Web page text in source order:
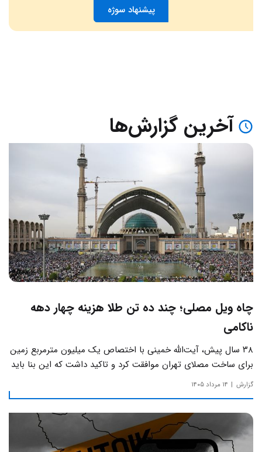
پیشنهاد سوژه
آخرین گزارش‌ها
چاه ویل مصلی؛ چند ده تن طلا هزینه چهار دهه
ناکامی
۳۸ سال پیش، آیت‌الله خمینی با اختصاص یک میلیون مترمربع زمین
برای ساخت مصلای تهران موافقت کرد و تاکید داشت که این بنا باید
به دور از زرق‌وبرق و یادآور سادگی مساجد صدر اسلام باشد.
گزارش ۱۴ مرداد ۱۴۰۵